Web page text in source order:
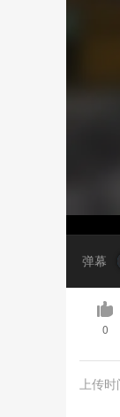
弹幕
0
上传